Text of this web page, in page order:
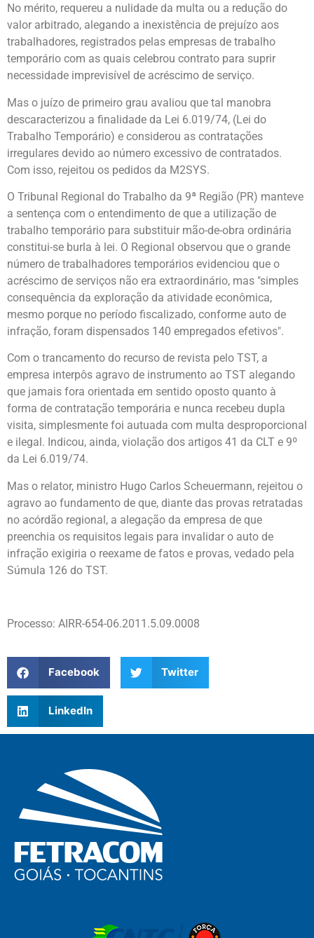
No mérito, requereu a nulidade da multa ou a redução do
valor arbitrado, alegando a inexistência de prejuízo aos
trabalhadores, registrados pelas empresas de trabalho
temporário com as quais celebrou contrato para suprir
necessidade imprevisível de acréscimo de serviço.
Mas o juízo de primeiro grau avaliou que tal manobra
descaracterizou a finalidade da Lei 6.019/74, (Lei do
Trabalho Temporário) e considerou as contratações
irregulares devido ao número excessivo de contratados.
Com isso, rejeitou os pedidos da M2SYS.
O Tribunal Regional do Trabalho da 9ª Região (PR) manteve
a sentença com o entendimento de que a utilização de
trabalho temporário para substituir mão-de-obra ordinária
constitui-se burla à lei. O Regional observou que o grande
número de trabalhadores temporários evidenciou que o
acréscimo de serviços não era extraordinário, mas "simples
consequência da exploração da atividade econômica,
mesmo porque no período fiscalizado, conforme auto de
infração, foram dispensados 140 empregados efetivos".
Com o trancamento do recurso de revista pelo TST, a
empresa interpôs agravo de instrumento ao TST alegando
que jamais fora orientada em sentido oposto quanto à
forma de contratação temporária e nunca recebeu dupla
visita, simplesmente foi autuada com multa desproporcional
e ilegal. Indicou, ainda, violação dos artigos 41 da CLT e 9º
da Lei 6.019/74.
Mas o relator, ministro Hugo Carlos Scheuermann, rejeitou o
agravo ao fundamento de que, diante das provas retratadas
no acórdão regional, a alegação da empresa de que
preenchia os requisitos legais para invalidar o auto de
infração exigiria o reexame de fatos e provas, vedado pela
Súmula 126 do TST.
Processo: AIRR-654-06.2011.5.09.0008
Facebook Twitter
LinkedIn